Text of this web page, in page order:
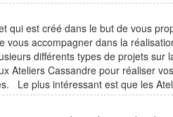
qui est créé dans le but de vous
vous accompagner dans la
différents types de projets sur
Ateliers Cassandre pour réaliser
Le plus intéressant est que les